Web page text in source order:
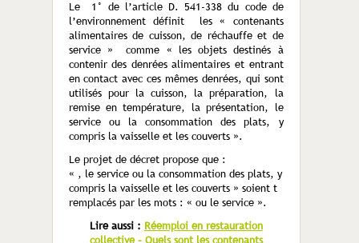
Le 1° de l’article D. 541-338 du code de
l’environnement définit les « contenants
alimentaires de cuisson, de réchauffe et de
service » comme « les objets destinés à
contenir des denrées alimentaires et entrant
en contact avec ces mêmes denrées, qui sont
utilisés pour la cuisson, la préparation, la
remise en température, la présentation, le
service ou la consommation des plats, y
compris la vaisselle et les couverts ».
Le projet de décret propose que :
« , le service ou la consommation des plats, y
compris la vaisselle et les couverts » soient t
remplacés par les mots : « ou le service ».
Lire aussi : Réemploi en restauration
collective – Quels sont les contenants